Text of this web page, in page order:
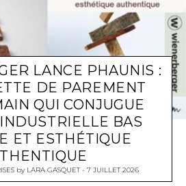
LANCE PHAUNIS :
DE PAREMENT
QUI CONJUGUE
BAS
ET ESTHÉTIQUE
by LARA GASQUET 7 JUILLET 2026